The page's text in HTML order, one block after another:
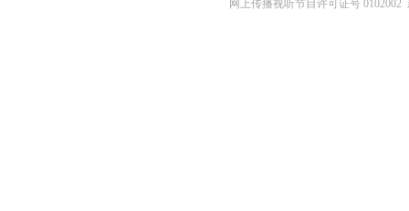
网上传播视听节目许可证号 0102002